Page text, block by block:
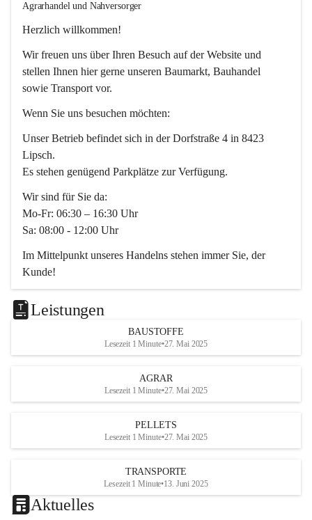
Agrarhandel und Nahversorger
Herzlich willkommen!
Wir freuen uns über Ihren Besuch auf der Website und
stellen Ihnen hier gerne unseren Baumarkt, Bauhandel
sowie Transport vor.
Wenn Sie uns besuchen möchten:
Unser Betrieb befindet sich in der Dorfstraße 4 in 8423
Lipsch.
Es stehen genügend Parkplätze zur Verfügung.
Wir sind für Sie da:
Mo-Fr: 06:30 – 16:30 Uhr
Sa: 08:00 - 12:00 Uhr
Im Mittelpunkt unseres Handelns stehen immer Sie, der
Kunde!
Das Team ist freundlich, motiviert und bestens geschult in
den Bereichen
Beratung, Lager sowie Transport. Für alle Ihre Anliegen
finden wir eine individuelle Lösung.
office@mayer-lipsch.at
Leistungen
BAUSTOFFE
Lesezeit 1 Minute•27. Mai 2025
AGRAR
Lesezeit 1 Minute•27. Mai 2025
PELLETS
Lesezeit 1 Minute•27. Mai 2025
TRANSPORTE
Lesezeit 1 Minute•13. Juni 2025
Aktuelles